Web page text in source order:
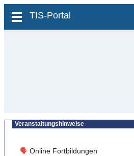
zum Inhalt wechseln
TIS-Portal
Veranstaltungshinweise
🗣 Online Fortbildungen